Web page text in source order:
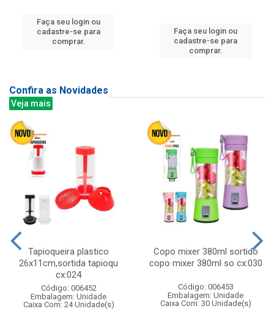
Faça seu login ou
cadastre-se para
comprar.
Faça seu login ou
cadastre-se para
comprar.
Confira as Novidades
Veja mais
Tapioqueira plastico
26x11cm,sortida tapioqu
cx:024
Código: 006452
Embalagem: Unidade
Caixa Com: 24 Unidade(s)
Copo mixer 380ml sortido
copo mixer 380ml so cx:030
Código: 006453
Embalagem: Unidade
Caixa Com: 30 Unidade(s)